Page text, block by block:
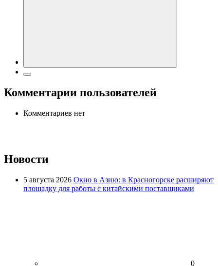
Комментарии пользователей
Комментариев нет
Новости
5 августа 2026 Окно в Азию: в Красногорске расширяют
площадку для работы с китайскими поставщиками
0